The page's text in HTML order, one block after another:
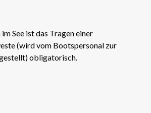
See ist das Tragen einer
(wird vom Bootspersonal zur
obligatorisch.